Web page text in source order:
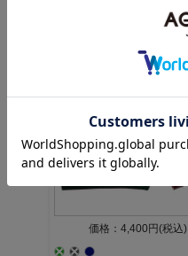
価格：2,750円(税込)
価格：4,400円(税込)